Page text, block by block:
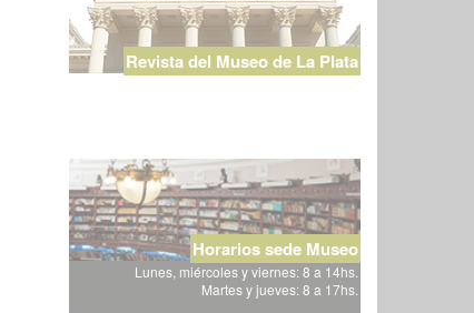
Revista del Museo de La Plata
Horarios sede Museo
Lunes, miércoles y viernes: 8 a 14hs.
Martes y jueves: 8 a 17hs.